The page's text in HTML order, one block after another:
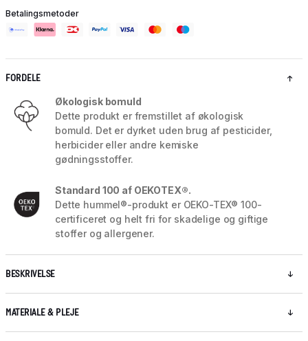
Betalingsmetoder
FORDELE
Økologisk bomuld
Dette produkt er fremstillet af økologisk
bomuld. Det er dyrket uden brug af pesticider,
herbicider eller andre kemiske
gødningsstoffer.
Standard 100 af OEKOTEX®.
Dette hummel®-produkt er OEKO-TEX® 100-
certificeret og helt fri for skadelige og giftige
stoffer og allergener.
BESKRIVELSE
MATERIALE & PLEJE